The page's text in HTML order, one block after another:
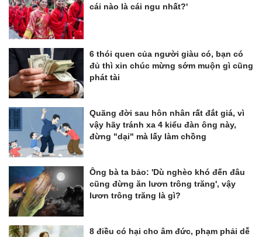
cái nào là cái ngu nhất?'
6 thói quen của người giàu có, bạn có
đủ thì xin chúc mừng sớm muộn gì cũng
phát tài
Quãng đời sau hôn nhân rất đắt giá, vì
vậy hãy tránh xa 4 kiểu đàn ông này,
đừng "dại" mà lấy làm chồng
Ông bà ta bảo: 'Dù nghèo khó đến đâu
cũng đừng ăn lươn trông trăng', vậy
lươn trông trăng là gì?
8 điều có hại cho âm đức, phạm phải dễ